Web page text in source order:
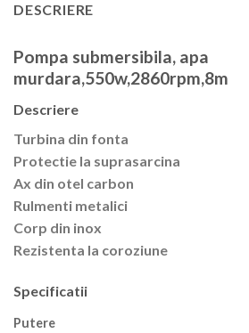
DESCRIERE
Pompa submersibila, apa
murdara,550w,2860rpm,8m
Descriere
Turbina din fonta
Protectie la suprasarcina
Ax din otel carbon
Rulmenti metalici
Corp din inox
Rezistenta la coroziune
Specificatii
Putere